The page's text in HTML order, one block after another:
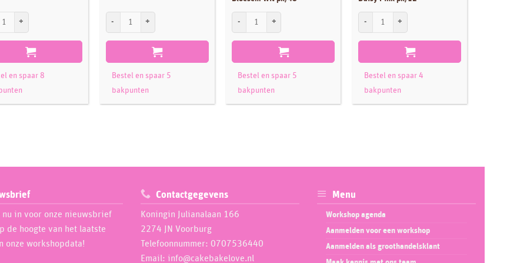
en spaar 8
Bestel en spaar 5
bakpunten
Bestel en spaar 5
bakpunten
Bestel en spaar 4
bakpunten
in voor onze nieuwsbrief
de hoogte van het laatste
onze workshopdata!
Contactgegevens
Koningin Julianalaan 166
2274 JN Voorburg
Telefoonnummer: 0707536440
Email: info@cakebakelove.nl
Menu
Workshop agenda
Aanmelden voor een workshop
Aanmelden als groothandelsklant